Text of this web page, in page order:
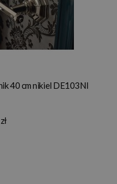
40 cm nikiel DE103NI